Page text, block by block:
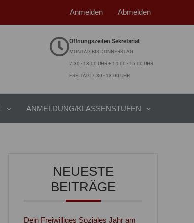
Anmelden Abmelden
Öffnungszeiten Sekretariat
MONTAG BIS DONNERSTAG:
7.30 - 13.00 UHR + 14.00 - 15.00 UHR
FREITAG: 7.30 - 13.00 UHR
ANMELDUNG/KLASSENSTUFEN
NEUESTE
BEITRÄGE
Dein Freiwilliges Soziales Jahr am